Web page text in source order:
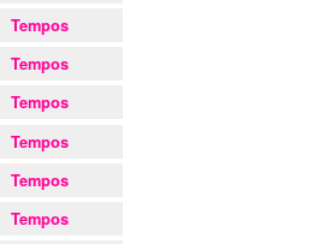
Tempos
Tempos
Tempos
Tempos
Tempos
Tempos